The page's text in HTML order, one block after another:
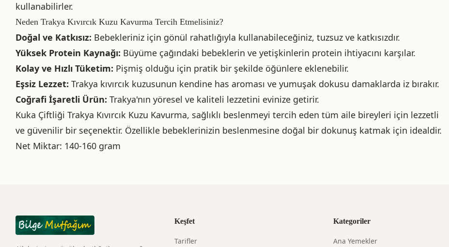
kullanabilirler.
Neden Trakya Kıvırcık Kuzu Kavurma Tercih Etmelisiniz?
Doğal ve Katkısız: Bebekleriniz için gönül rahatlığıyla kullanabileceğiniz, tuzsuz ve katkısızdır.
Yüksek Protein Kaynağı: Büyüme çağındaki bebeklerin ve yetişkinlerin protein ihtiyacını karşılar.
Kolay ve Hızlı Tüketim: Pişmiş olduğu için pratik bir şekilde öğünlere eklenebilir.
Eşsiz Lezzet: Trakya kıvırcık kuzusunun kendine has aroması ve yumuşak dokusu damaklarda iz bırakır.
Coğrafi İşaretli Ürün: Trakya'nın yöresel ve kaliteli lezzetini evinize getirir.
Kuka Çiftliği Trakya Kıvırcık Kuzu Kavurma, sağlıklı beslenmeyi tercih eden tüm aile bireyleri için lezzetli
ve güvenilir bir seçenektir. Özellikle bebeklerinizin beslenmesine doğal bir dokunuş katmak için idealdir.
Net Miktar: 140-160 gram
Keşfet
Tarifler
Kategoriler
Ana Yemekler